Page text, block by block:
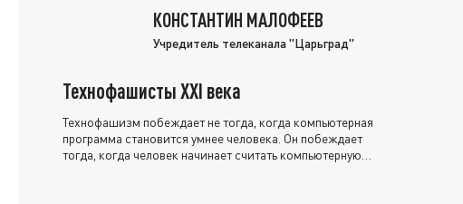
КОНСТАНТИН МАЛОФЕЕВ
Учредитель телеканала "Царьград"
Технофашисты XXI века
Технофашизм побеждает не тогда, когда компьютерная
программа становится умнее человека. Он побеждает
тогда, когда человек начинает считать компьютерную